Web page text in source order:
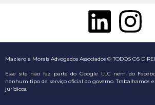
Maziero e Morais Advogados Associados © TODOS OS
Esse site não faz parte do Google LLC nem do
nenhum tipo de serviço oficial do governo. Trabalhamos
jurídicos.